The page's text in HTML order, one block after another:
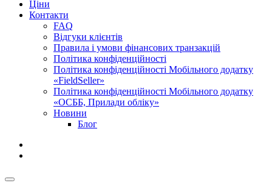
Ціни
Контакти
FAQ
Відгуки клієнтів
Правила і умови фінансових транзакцій
Політика конфіденційності
Політика конфіденційності Мобільного додатку
«FieldSeller»
Політика конфіденційності Мобільного додатку
«ОСББ, Прилади обліку»
Новини
Блог